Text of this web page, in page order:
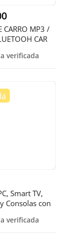
CARRO MP3 /
CAR
verificada
Smart TV,
Consolas con
verificada